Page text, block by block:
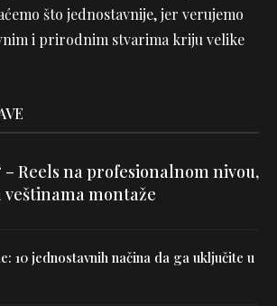
što jednostavnije, jer verujemo
i prirodnim stvarima kriju velike
Reels na profesionalnom nivou,
veštinama montaže
10 jednostavnih načina da ga uključite u